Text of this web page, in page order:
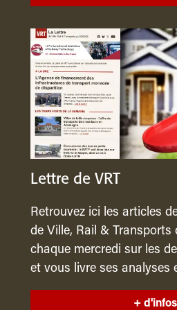
Lettre de VRT
Retrouvez ici les articles
de Ville, Rail & Transports
chaque mercredi sur les
et vous livre ses analyses
+ d'infos